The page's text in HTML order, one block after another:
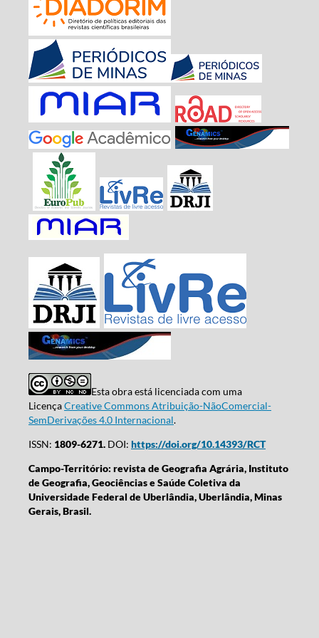
Esta obra está licenciada com uma
LicençaCreative Commons Atribuição-NãoComercial-
SemDerivações 4.0 Internacional.
ISSN: 1809-6271.DOI: https://doi.org/10.14393/RCT
Campo-Território: revista de Geografia Agrária, Instituto
de Geografia, Geociências e Saúde Coletiva da
Universidade Federal de Uberlândia, Uberlândia, Minas
Gerais, Brasil.